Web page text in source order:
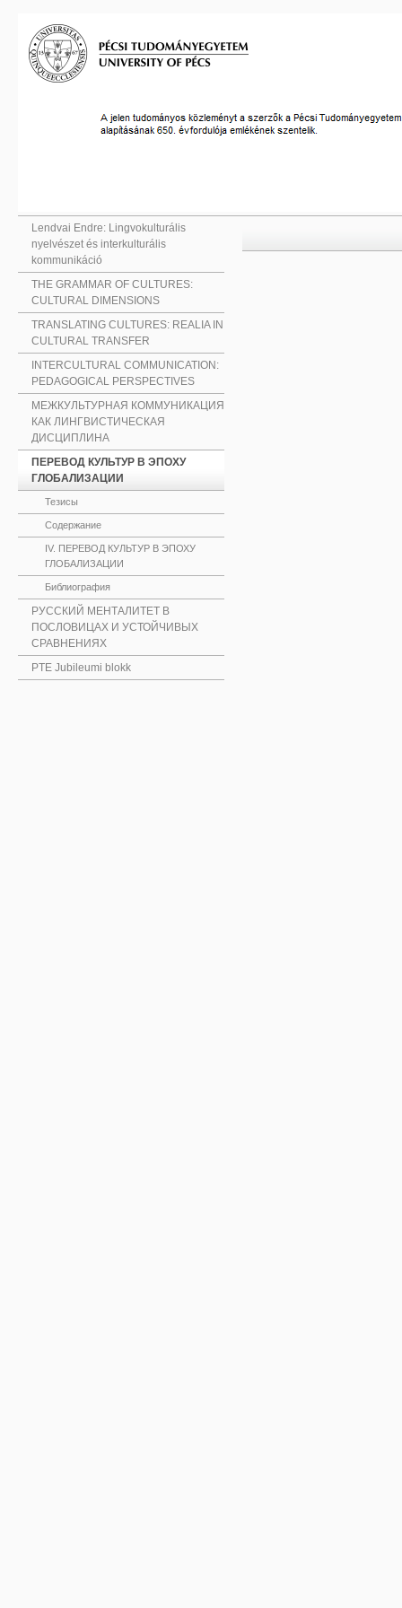
Lendvai Endre: Lingvokulturális
nyelvészet és interkulturális
kommunikáció
THE GRAMMAR OF CULTURES:
CULTURAL DIMENSIONS
TRANSLATING CULTURES: REALIA IN
CULTURAL TRANSFER
INTERCULTURAL COMMUNICATION:
PEDAGOGICAL PERSPECTIVES
МЕЖКУЛЬТУРНАЯ КОММУНИКАЦИЯ
КАК ЛИНГВИСТИЧЕСКАЯ
ДИСЦИПЛИНА
ПЕРЕВОД КУЛЬТУР В ЭПОХУ
ГЛОБАЛИЗАЦИИ
Тезисы
Содержание
IV. ПЕРЕВОД КУЛЬТУР В ЭПОХУ
ГЛОБАЛИЗАЦИИ
Библиография
РУССКИЙ МЕНТАЛИТЕТ В
ПОСЛОВИЦАХ И УСТОЙЧИВЫХ
СРАВНЕНИЯХ
PTE Jubileumi blokk